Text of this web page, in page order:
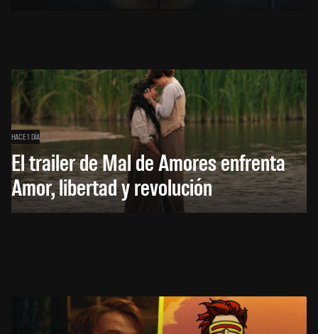
HACE 1 DÍA
El trailer de Mal de Amores enfrenta
Amor, libertad y revolución